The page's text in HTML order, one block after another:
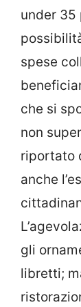
under 35
spese
che si
non
riportato
anche
gli
libretti;